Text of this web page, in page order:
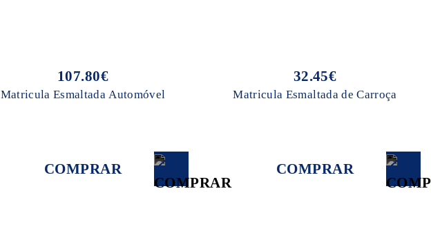
107.80€
Matricula Esmaltada Automóvel
COMPRAR
32.45€
Matricula Esmaltada de Carroça
COMPRAR